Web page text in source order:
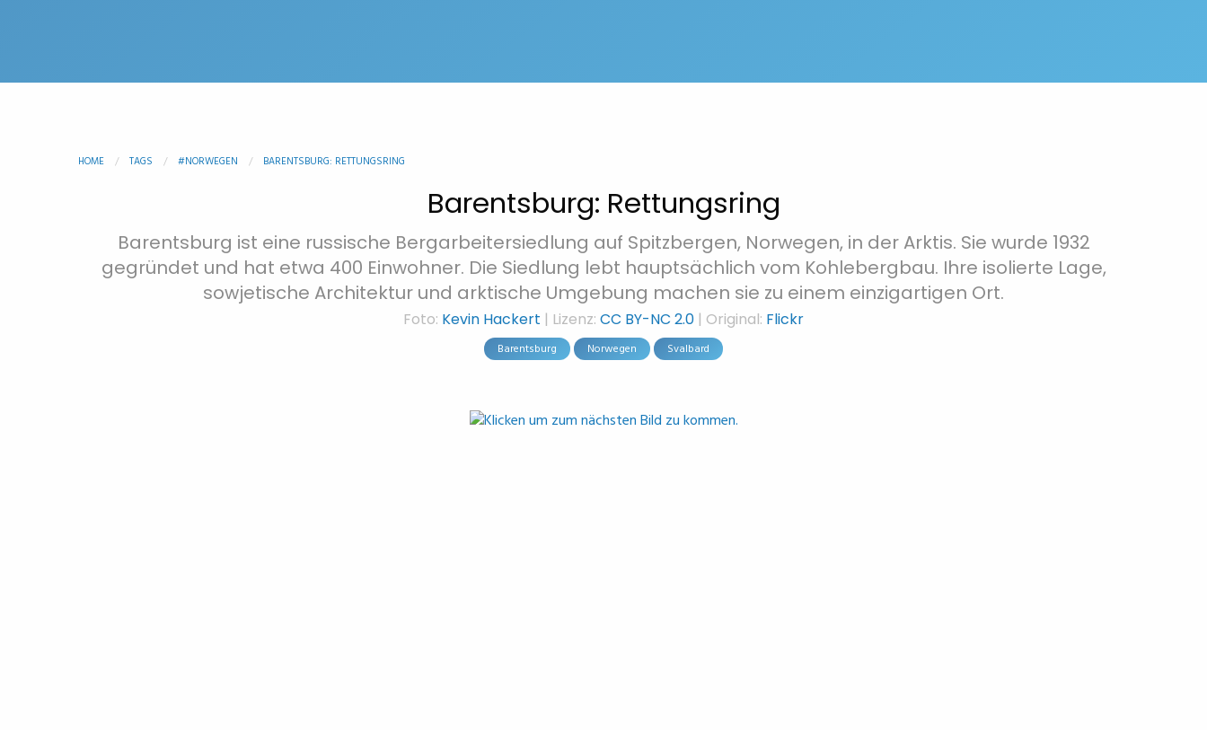
HOME TAGS #NORWEGEN BARENTSBURG: RETTUNGSRING
Barentsburg: Rettungsring
Barentsburg ist eine russische Bergarbeitersiedlung auf Spitzbergen, Norwegen, in der Arktis. Sie wurde 1932
gegründet und hat etwa 400 Einwohner. Die Siedlung lebt hauptsächlich vom Kohlebergbau. Ihre isolierte Lage,
sowjetische Architektur und arktische Umgebung machen sie zu einem einzigartigen Ort.
Foto: Kevin Hackert | Lizenz: CC BY-NC 2.0 | Original: Flickr
Barentsburg Norwegen Svalbard